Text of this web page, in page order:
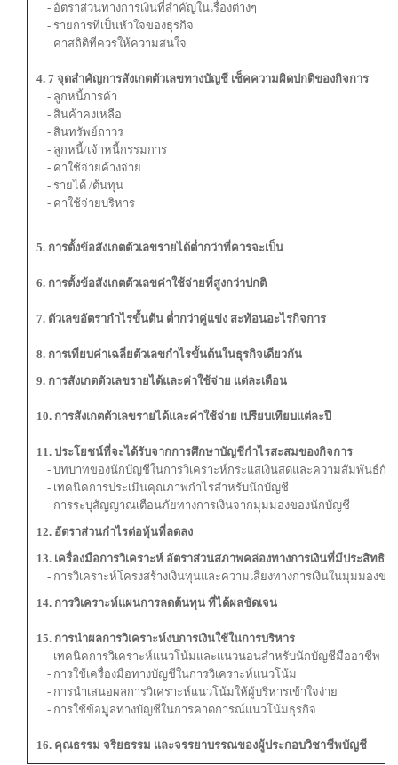
- อัตราส่วนทางการเงินที่สำคัญในเรื่องต่างๆ
- รายการที่เป็นหัวใจของธุรกิจ
- ค่าสถิติที่ควรให้ความสนใจ
4. 7 จุดสำคัญการสังเกตตัวเลขทางบัญชี เช็คความผิดปกติของกิจการ
- ลูกหนี้การค้า
- สินค้าคงเหลือ
- สินทรัพย์ถาวร
- ลูกหนี้/เจ้าหนี้กรรมการ
- ค่าใช้จ่ายค้างจ่าย
- รายได้ /ต้นทุน
- ค่าใช้จ่ายบริหาร
5. การตั้งข้อสังเกตตัวเลขรายได้ต่ำกว่าที่ควรจะเป็น
6. การตั้งข้อสังเกตตัวเลขค่าใช้จ่ายที่สูงกว่าปกติ
7. ตัวเลขอัตรากำไรขั้นต้น ต่ำกว่าคู่แข่ง สะท้อนอะไรกิจการ
8. การเทียบค่าเฉลี่ยตัวเลขกำไรขั้นต้นในธุรกิจเดียวกัน
9. การสังเกตตัวเลขรายได้และค่าใช้จ่าย แต่ละเดือน
10. การสังเกตตัวเลขรายได้และค่าใช้จ่าย เปรียบเทียบแต่ละปี
11. ประโยชน์ที่จะได้รับจากการศึกษาบัญชีกําไรสะสมของกิจการ
- บทบาทของนักบัญชีในการวิเคราะห์กระแสเงินสดและความสัมพันธ์กับ
- เทคนิคการประเมินคุณภาพกำไรสำหรับนักบัญชี
- การระบุสัญญาณเตือนภัยทางการเงินจากมุมมองของนักบัญชี
12. อัตราส่วนกำไรต่อหุ้นที่ลดลง
13. เครื่องมือการวิเคราะห์ อัตราส่วนสภาพคล่องทางการเงินที่มีประสิทธิภ
- การวิเคราะห์โครงสร้างเงินทุนและความเสี่ยงทางการเงินในมุมมองข
14. การวิเคราะห์แผนการลดต้นทุน ที่ได้ผลชัดเจน
15. การนําผลการวิเคราะห์งบการเงินใช้ในการบริหาร
- เทคนิคการวิเคราะห์แนวโน้มและแนวนอนสำหรับนักบัญชีมืออาชีพ
- การใช้เครื่องมือทางบัญชีในการวิเคราะห์แนวโน้ม
- การนำเสนอผลการวิเคราะห์แนวโน้มให้ผู้บริหารเข้าใจง่าย
- การใช้ข้อมูลทางบัญชีในการคาดการณ์แนวโน้มธุรกิจ
16. คุณธรรม จริยธรรม และจรรยาบรรณของผู้ประกอบวิชาชีพบัญชี